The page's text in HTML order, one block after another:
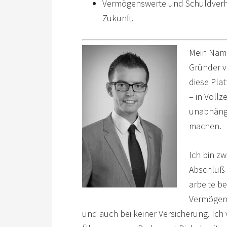
Vermögenswerte und
Zukunft.
Mein
Gründer
diese
– in
machen.
Ich bin
Abschluß
arbeite
und auch bei keiner Versicherung.